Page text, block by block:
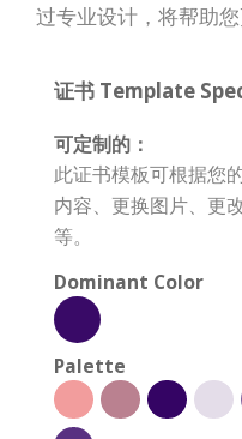
过专业设计，将帮助您
证书 Template
可定制的：
此证书模板可根据您
内容、更换图片、更
等。
Dominant Color
Palette